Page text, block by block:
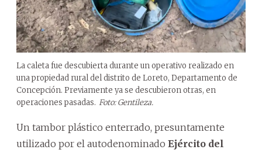
La caleta fue descubierta durante un operativo realizado en
una propiedad rural del distrito de Loreto, Departamento de
Concepción. Previamente ya se descubieron otras, en
operaciones pasadas. Foto: Gentileza.
Un tambor plástico enterrado, presuntamente
utilizado por el autodenominado Ejército del